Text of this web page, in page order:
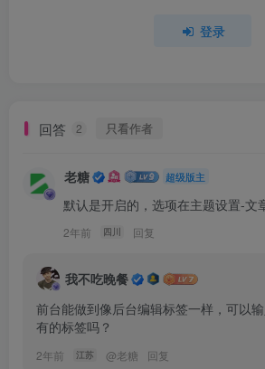
登录
回答 2 只看作者
老糖 超级版主
默认是开启的，选项在主题设置-文
2年前 四川 回复
我不吃晚餐
前台能做到像后台编辑标签一样，可以
有的标签吗？
2年前 江苏 @老糖 回复